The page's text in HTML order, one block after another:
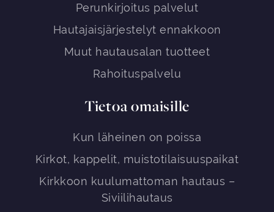
Perunkirjoitus palvelut
Hautajaisjärjestelyt ennakkoon
Muut hautausalan tuotteet
Rahoituspalvelu
Tietoa omaisille
Kun läheinen on poissa
Kirkot, kappelit, muistotilaisuuspaikat
Kirkkoon kuulumattoman hautaus –
Siviilihautaus